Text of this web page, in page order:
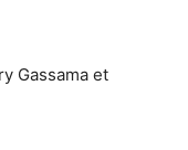
Gassama et